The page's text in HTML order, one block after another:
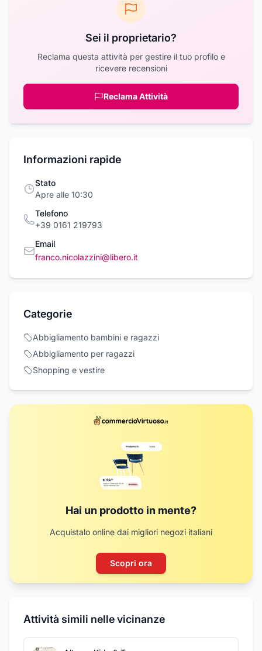
Sei il proprietario?
Reclama questa attività per gestire il tuo profilo e
ricevere recensioni
Reclama Attività
Informazioni rapide
Stato
Apre alle 10:30
Telefono
+39 0161 219793
Email
franco.nicolazzini@libero.it
Categorie
Abbigliamento bambini e ragazzi
Abbigliamento per ragazzi
Shopping e vestire
Hai un prodotto in mente?
Acquistalo online dai migliori negozi italiani
Scopri ora
Attività simili nelle vicinanze